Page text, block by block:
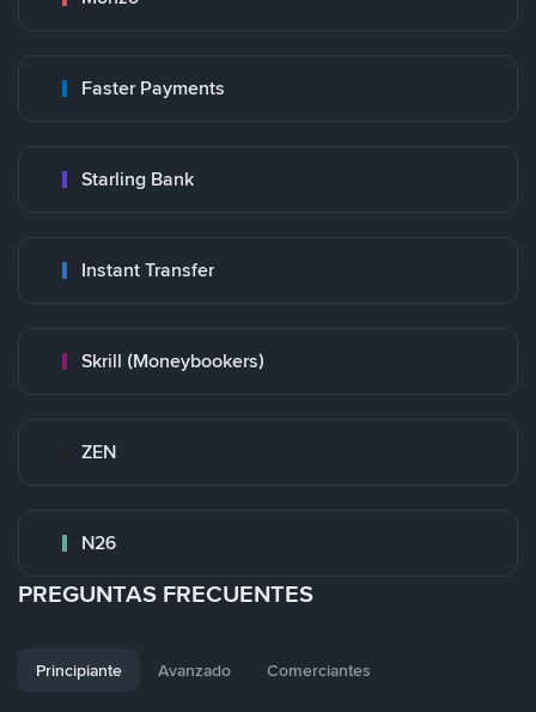
Faster Payments
Starling Bank
Instant Transfer
Skrill (Moneybookers)
ZEN
N26
PREGUNTAS FRECUENTES
Principiante Avanzado Comerciantes